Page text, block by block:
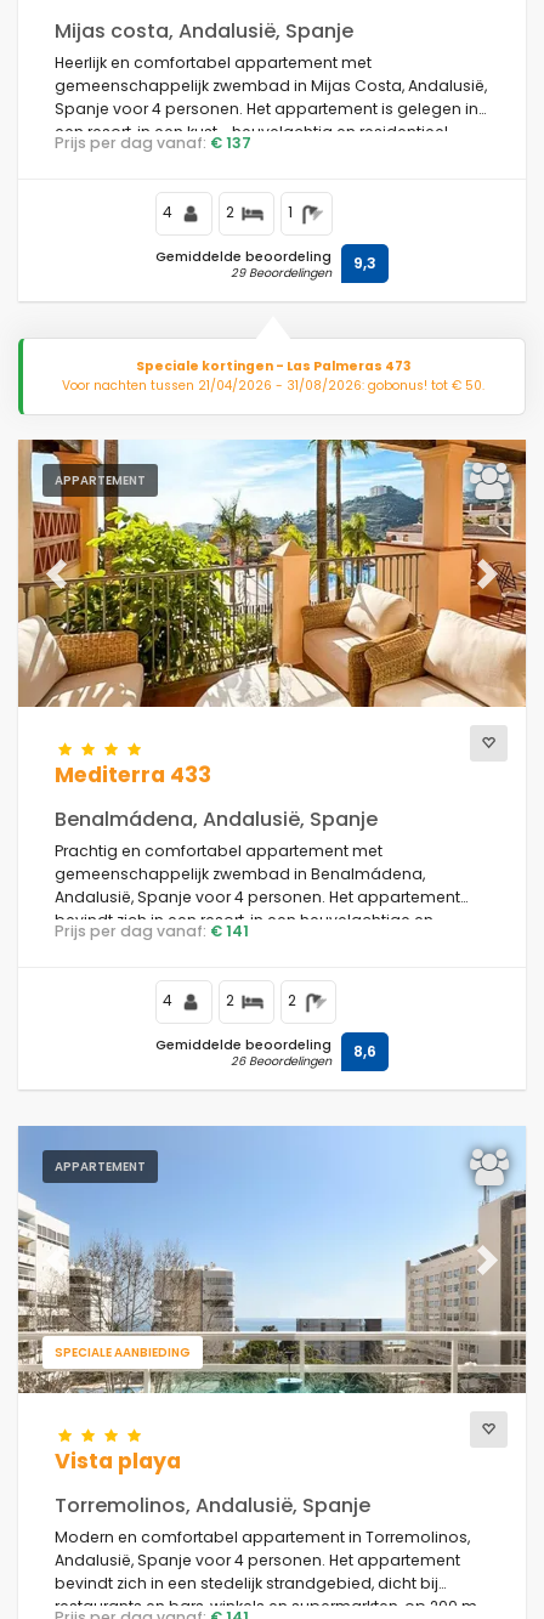
Mijas costa, Andalusië, Spanje
Heerlijk en comfortabel appartement met
gemeenschappelijk zwembad in Mijas Costa, Andalusië,
Spanje voor 4 personen. Het appartement is gelegen in
een resort, in een kust-, heuvelachtig en residentieel
gebied, dichtbij een golfbaan, 3 km van het strand Playa
Prijs per dag vanaf: € 137
4 2 1
Gemiddelde beoordeling
29 Beoordelingen 9,3
Speciale kortingen - Las Palmeras 473
Voor nachten tussen 21/04/2026 - 31/08/2026: gobonus! tot € 50.
APPARTEMENT
Previous Next
Mediterra 433
Benalmádena, Andalusië, Spanje
Prachtig en comfortabel appartement met
gemeenschappelijk zwembad in Benalmádena,
Andalusië, Spanje voor 4 personen. Het appartement
bevindt zich in een resort, in een heuvelachtige en
residentiële omgeving, dicht bij een golfbaan en
Torrequebrada.
Prijs per dag vanaf: € 141
4 2 2
Gemiddelde beoordeling
26 Beoordelingen 8,6
APPARTEMENT
SPECIALE AANBIEDING
Previous Next
Vista playa
Torremolinos, Andalusië, Spanje
Modern en comfortabel appartement in Torremolinos,
Andalusië, Spanje voor 4 personen. Het appartement
bevindt zich in een stedelijk strandgebied, dicht bij
restaurants en bars, winkels en supermarkten, op 200 m